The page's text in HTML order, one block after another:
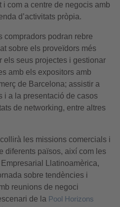
i com a centre de negocis amb
d’activitats pròpia.
compradors podran rebre
sobre els proveïdors més
els seus projectes i gestionar
amb els expositors amb
de Barcelona; assistir a
i a la presentació de casos
de networking, entre altres
les missions comercials i
diferents països, així com les
Llatinoamèrica,
sobre tendències i
reunions de negoci
de la Pool Horizons